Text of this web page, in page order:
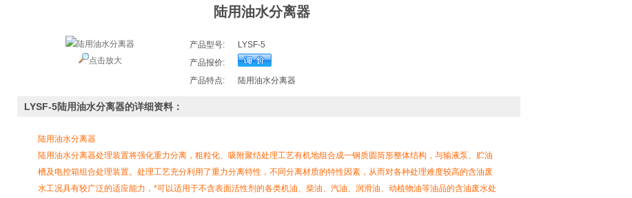
陆用油水分离器
点击放大
产品型号:
LYSF-5
产品报价:
产品特点:
陆用油水分离器
LYSF-5陆用油水分离器的详细资料：
陆用油水分离器
陆用油水分离器处理装置将强化重力分离，粗粒化、吸附聚结处理工艺有机地组合成一钢质圆筒形整体结构，与输液泵、贮油
槽及电控箱组合处理装置。处理工艺充分利用了重力分离特性，不同分离材质的特性因素，从而对各种处理难度较高的含油废
水工况具有较广泛的适应能力，*可以适用于不含表面活性剂的各类机油、柴油、汽油、润滑油、动植物油等油品的含油废水处